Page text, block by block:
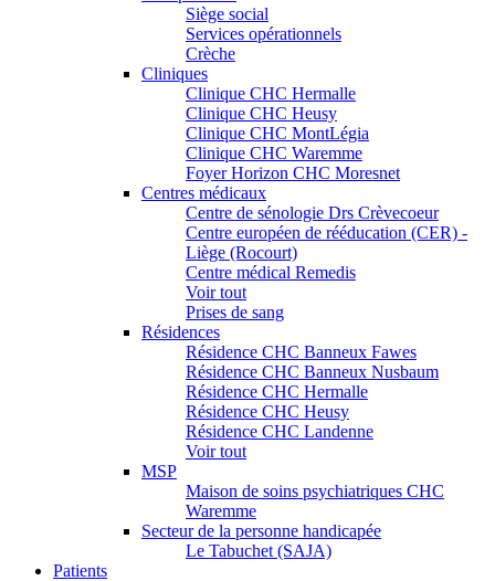
Siège social
Services opérationnels
Crèche
Cliniques
Clinique CHC Hermalle
Clinique CHC Heusy
Clinique CHC MontLégia
Clinique CHC Waremme
Foyer Horizon CHC Moresnet
Centres médicaux
Centre de sénologie Drs Crèvecoeur
Centre européen de rééducation (CER) -
Liège (Rocourt)
Centre médical Remedis
Voir tout
Prises de sang
Résidences
Résidence CHC Banneux Fawes
Résidence CHC Banneux Nusbaum
Résidence CHC Hermalle
Résidence CHC Heusy
Résidence CHC Landenne
Voir tout
MSP
Maison de soins psychiatriques CHC
Waremme
Secteur de la personne handicapée
Le Tabuchet (SAJA)
Patients